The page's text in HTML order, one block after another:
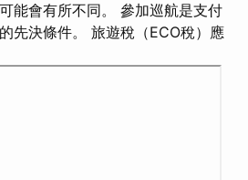
能會有所不同。 參加巡航是支付
先決條件。 旅遊稅（ECO稅）應